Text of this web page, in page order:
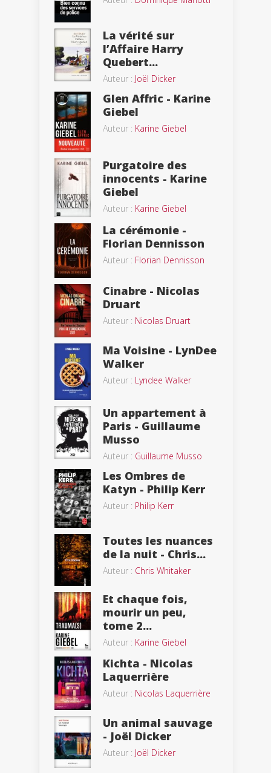
La vérité sur
l’Affaire Harry
Quebert...
Auteur : Joël Dicker
Glen Affric - Karine
Giebel
Auteur : Karine Giebel
Purgatoire des
innocents - Karine
Giebel
Auteur : Karine Giebel
La cérémonie -
Florian Dennisson
Auteur : Florian Dennisson
Cinabre - Nicolas
Druart
Auteur : Nicolas Druart
Ma Voisine - LynDee
Walker
Auteur : Lyndee Walker
Un appartement à
Paris - Guillaume
Musso
Auteur : Guillaume Musso
Les Ombres de
Katyn - Philip Kerr
Auteur : Philip Kerr
Toutes les nuances
de la nuit - Chris...
Auteur : Chris Whitaker
Et chaque fois,
mourir un peu,
tome 2...
Auteur : Karine Giebel
Kichta - Nicolas
Laquerrière
Auteur : Nicolas Laquerrière
Un animal sauvage
- Joël Dicker
Auteur : Joël Dicker